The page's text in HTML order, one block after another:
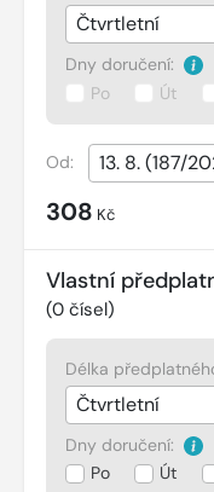
Dny doručení:
Po
Út
Od:
308 Kč
Vlastní
(0 čísel)
Délka
Dny doručení:
Po
Út